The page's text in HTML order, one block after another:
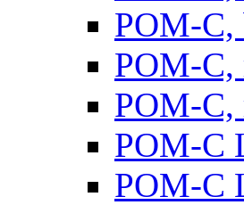
POM-C,
POM-C,
POM-C,
POM-C
POM-C